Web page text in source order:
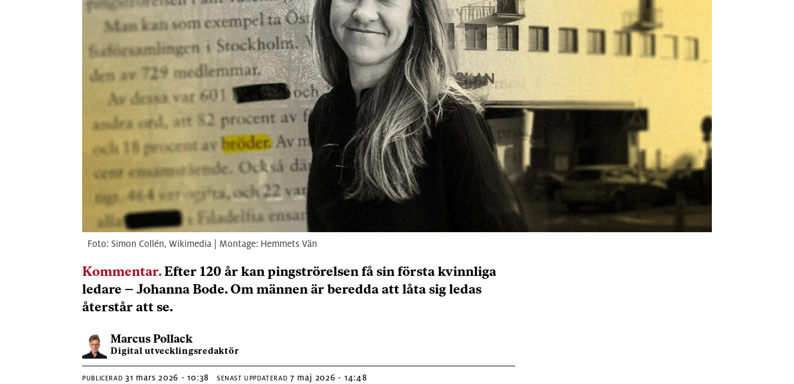
Simon Collén, Wikimedia | Montage: Hemmets Vän
Kommentar. Efter 120 år kan pingströrelsen få sin första kvinnliga
ledare – Johanna Bode. Om männen är beredda att låta sig ledas
återstår att se.
Marcus Pollack
Digital utvecklingsredaktör
PUBLICERAD 31 mars 2026 - 10:38 SENAST UPPDATERAD 7 maj 2026 - 14:48